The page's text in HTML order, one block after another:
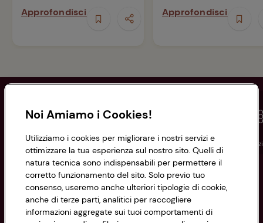
Approfondisci Approfondisci
Conad Spesa online Assicurazioni Viaggi
Informazioni
Privacy Policy
Noi Amiamo i Cookies!
Utilizziamo i cookies per migliorare i nostri servizi e
ottimizzare la tua esperienza sul nostro sito. Quelli di
natura tecnica sono indispensabili per permettere il
corretto funzionamento del sito. Solo previo tuo
consenso, useremo anche ulteriori tipologie di cookie,
anche di terze parti, analitici per raccogliere
informazioni aggregate sui tuoi comportamenti di